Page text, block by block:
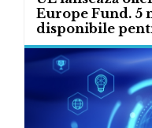
Europe Fund. 5
disponibile